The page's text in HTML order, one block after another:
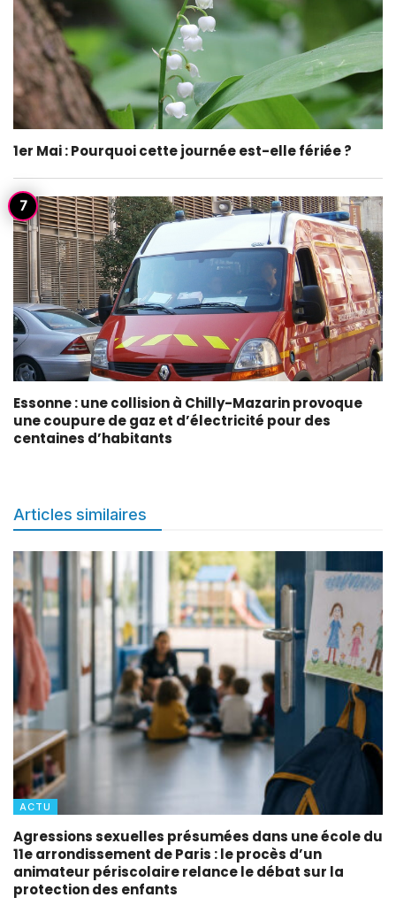
1er Mai : Pourquoi cette journée est-elle fériée ?
Essonne : une collision à Chilly-Mazarin provoque
une coupure de gaz et d’électricité pour des
centaines d’habitants
Articles similaires
ACTU
Agressions sexuelles présumées dans une école du
11e arrondissement de Paris : le procès d’un
animateur périscolaire relance le débat sur la
protection des enfants